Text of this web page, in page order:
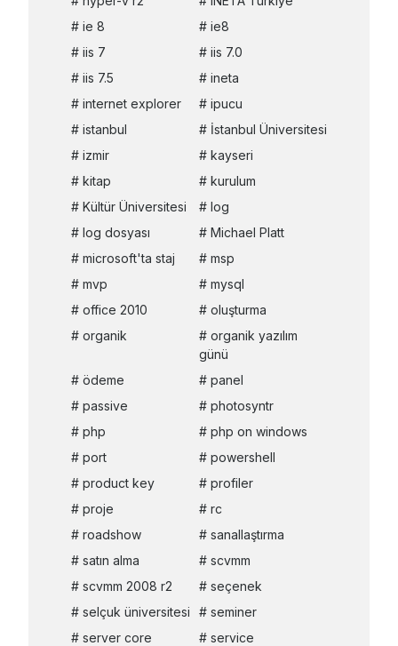
ie 8
ie8
iis 7
iis 7.0
iis 7.5
ineta
internet explorer
ipucu
istanbul
İstanbul Üniversitesi
izmir
kayseri
kitap
kurulum
Kültür Üniversitesi
log
log dosyası
Michael Platt
microsoft'ta staj
msp
mvp
mysql
office 2010
oluşturma
organik
organik yazılım
günü
ödeme
panel
passive
photosyntr
php
php on windows
port
powershell
product key
profiler
proje
rc
roadshow
sanallaştırma
satın alma
scvmm
scvmm 2008 r2
seçenek
selçuk üniversitesi
seminer
server core
service